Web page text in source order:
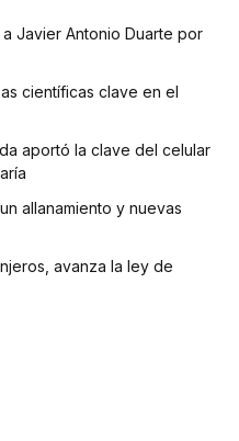
Javier Antonio Duarte por
científicas clave en el
aportó la clave del celular
allanamiento y nuevas
avanza la ley de